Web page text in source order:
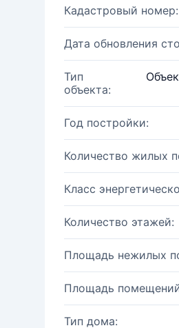
Кадастровый номер:
Дата обновления
Тип
объекта:
Год постройки:
Количество жилых
Класс
Количество этажей:
Площадь нежилых
Площадь
Тип дома: